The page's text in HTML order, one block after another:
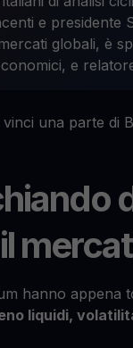
e presidente
globali, è
e
una parte di
hanno appena
liquidi,